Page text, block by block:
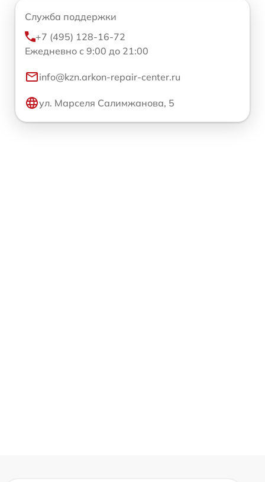
Служба поддержки
+7 (495) 128-16-72
Ежедневно с 9:00 до 21:00
info@kzn.arkon-repair-center.ru
ул. Марселя Салимжанова, 5